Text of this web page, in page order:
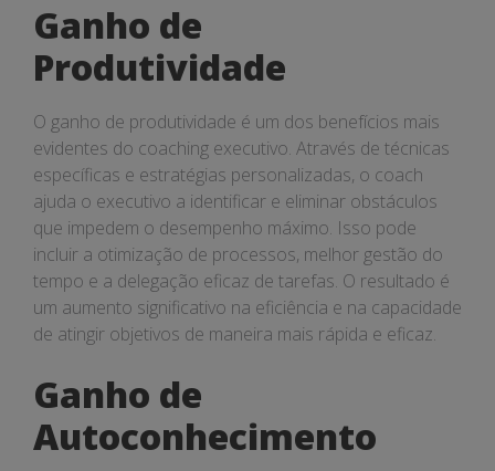
Ganho de
Produtividade
O ganho de produtividade é um dos benefícios mais
evidentes do coaching executivo. Através de técnicas
específicas e estratégias personalizadas, o coach
ajuda o executivo a identificar e eliminar obstáculos
que impedem o desempenho máximo. Isso pode
incluir a otimização de processos, melhor gestão do
tempo e a delegação eficaz de tarefas. O resultado é
um aumento significativo na eficiência e na capacidade
de atingir objetivos de maneira mais rápida e eficaz.
Ganho de
Autoconhecimento